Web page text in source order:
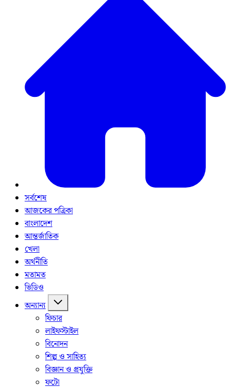
সর্বশেষ
আজকের পত্রিকা
বাংলাদেশ
আন্তর্জাতিক
খেলা
অর্থনীতি
মতামত
ভিডিও
অন্যান্য
ফিচার
লাইফস্টাইল
বিনোদন
শিল্প ও সাহিত্য
বিজ্ঞান ও প্রযুক্তি
ফটো